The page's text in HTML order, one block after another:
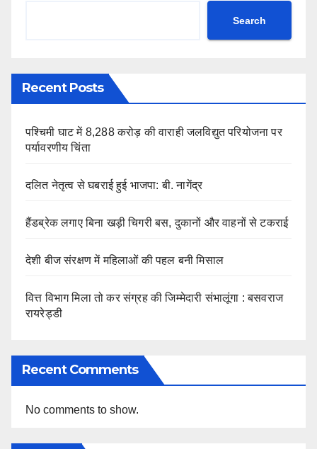
Search
Recent Posts
पश्चिमी घाट में 8,288 करोड़ की वाराही जलविद्युत परियोजना पर
पर्यावरणीय चिंता
दलित नेतृत्व से घबराई हुई भाजपा: बी. नागेंद्र
हैंडब्रेक लगाए बिना खड़ी चिगरी बस, दुकानों और वाहनों से टकराई
देशी बीज संरक्षण में महिलाओं की पहल बनी मिसाल
वित्त विभाग मिला तो कर संग्रह की जिम्मेदारी संभालूंगा : बसवराज
रायरेड्डी
Recent Comments
No comments to show.